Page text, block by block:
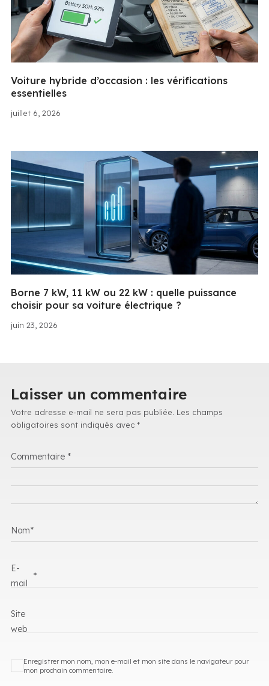
juillet 6, 2026
Voiture hybride d’occasion : les vérifications
essentielles
juin 23, 2026
Borne 7 kW, 11 kW ou 22 kW : quelle puissance
choisir pour sa voiture électrique ?
Laisser un commentaire
Votre adresse e-mail ne sera pas publiée. Les champs
obligatoires sont indiqués avec *
Commentaire *
Nom*
E-
mail
*
Site
web
Enregistrer mon nom, mon e-mail et mon site dans le navigateur pour
mon prochain commentaire.